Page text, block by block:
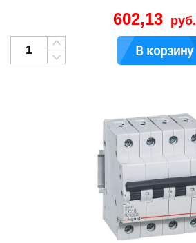
602,13 руб.
В корзину